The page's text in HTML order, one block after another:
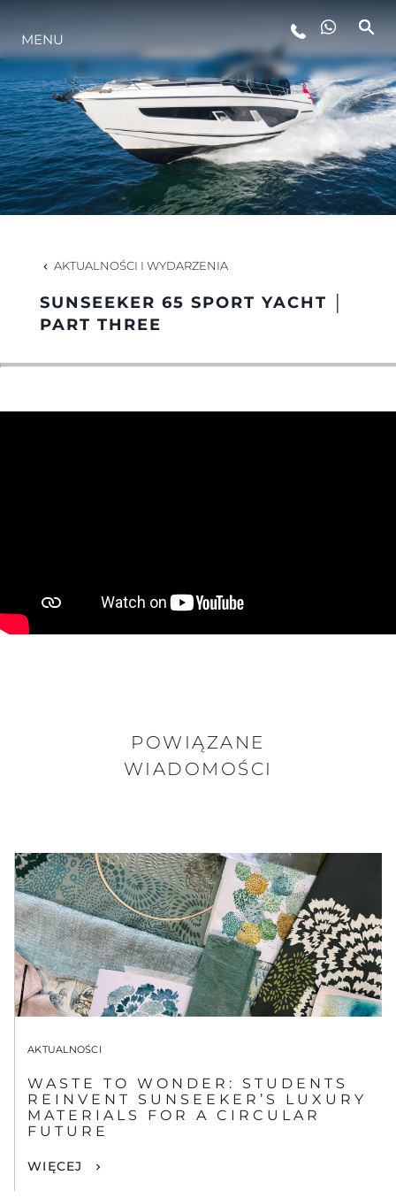
STYL ŻYCIA
INNOWACJA
PRZEDSIĘBIORSTWO
ZESPÓŁ
TRADYCJA
MENU
AKTUALNOŚCI I WYDARZENIA
SUNSEEKER 65 SPORT YACHT │
PART THREE
POWIĄZANE
WIADOMOŚCI
AKTUALNOŚCI
WASTE TO WONDER: STUDENTS
REINVENT SUNSEEKER’S LUXURY
MATERIALS FOR A CIRCULAR
FUTURE
WIĘCEJ